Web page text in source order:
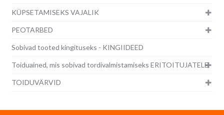
KÜPSETAMISEKS VAJALIK
PEOTARBED
Sobivad tooted kingituseks - KINGIIDEED
Toiduained, mis sobivad tordivalmistamiseks ERITOITUJATELE
TOIDUVÄRVID